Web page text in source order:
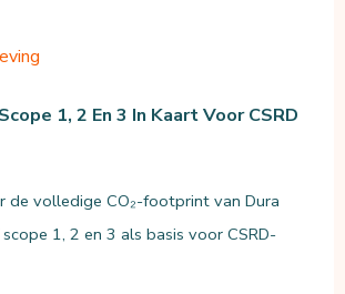
1, 2 En 3 In Kaart Voor CSRD
de volledige CO₂-footprint van Dura
1, 2 en 3 als basis voor CSRD-